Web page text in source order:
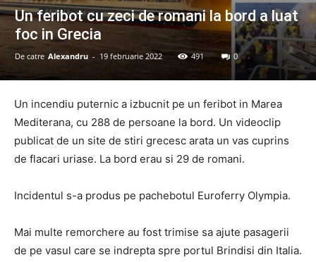
Un feribot cu zeci de romani la bord a luat
foc in Grecia
De catre Alexandru - 19 februarie 2022 491 0
Un incendiu puternic a izbucnit pe un feribot in Marea
Mediterana, cu 288 de persoane la bord. Un videoclip
publicat de un site de stiri grecesc arata un vas cuprins
de flacari uriase. La bord erau si 29 de romani.
Incidentul s-a produs pe pachebotul Euroferry Olympia.
Mai multe remorchere au fost trimise sa ajute pasagerii
de pe vasul care se indrepta spre portul Brindisi din Italia.